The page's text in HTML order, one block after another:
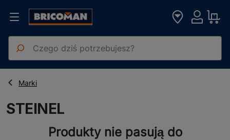
Strona główna
Marki
STEINEL
STEINEL
Produkty nie pasują do